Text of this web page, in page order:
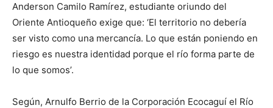
Anderson Camilo Ramírez, estudiante oriundo del
Oriente Antioqueño exige que: ‘El territorio no debería
ser visto como una mercancía. Lo que están poniendo en
riesgo es nuestra identidad porque el río forma parte de
lo que somos’.
Según, Arnulfo Berrio de la Corporación Ecocaguí el Río